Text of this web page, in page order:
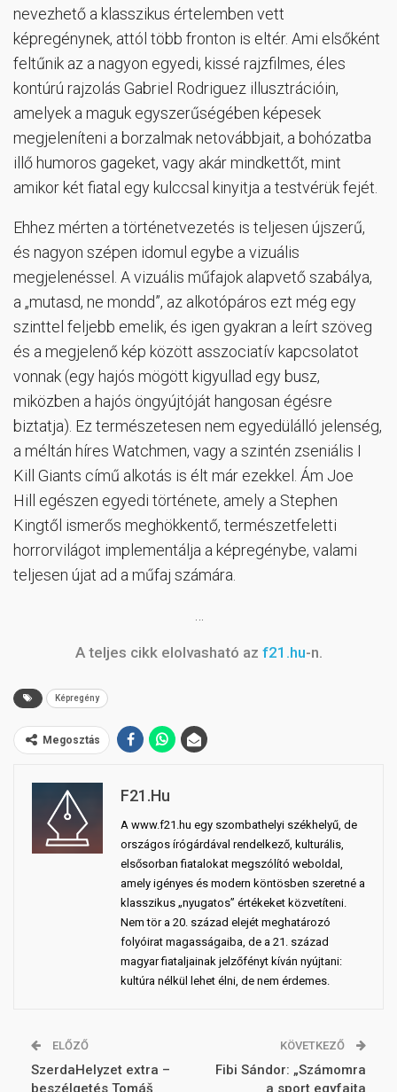
nevezhető a klasszikus értelemben vett
képregénynek, attól több fronton is eltér. Ami elsőként
feltűnik az a nagyon egyedi, kissé rajzfilmes, éles
kontúrú rajzolás Gabriel Rodriguez illusztrációin,
amelyek a maguk egyszerűségében képesek
megjeleníteni a borzalmak netovábbjait, a bohózatba
illő humoros gageket, vagy akár mindkettőt, mint
amikor két fiatal egy kulccsal kinyitja a testvérük fejét.
Ehhez mérten a történetvezetés is teljesen újszerű,
és nagyon szépen idomul egybe a vizuális
megjelenéssel. A vizuális műfajok alapvető szabálya,
a „mutasd, ne mondd”, az alkotópáros ezt még egy
szinttel feljebb emelik, és igen gyakran a leírt szöveg
és a megjelenő kép között asszociatív kapcsolatot
vonnak (egy hajós mögött kigyullad egy busz,
miközben a hajós öngyújtóját hangosan égésre
biztatja). Ez természetesen nem egyedülálló jelenség,
a méltán híres Watchmen, vagy a szintén zseniális I
Kill Giants című alkotás is élt már ezekkel. Ám Joe
Hill egészen egyedi története, amely a Stephen
Kingtől ismerős meghökkentő, természetfeletti
horrorvilágot implementálja a képregénybe, valami
teljesen újat ad a műfaj számára.
A teljes cikk elolvasható az f21.hu-n.
Képregény
Megosztás
F21.hu
A www.f21.hu egy szombathelyi székhelyű, de
országos írógárdával rendelkező, kulturális,
elsősorban fiatalokat megszólító weboldal,
amely igényes és modern köntösben szeretné a
klasszikus „nyugatos” értékeket közvetíteni.
Nem tör a 20. század elejét meghatározó
folyóirat magasságaiba, de a 21. század
magyar fiataljainak jelzőfényt kíván nyújtani:
kultúra nélkül lehet élni, de nem érdemes.
ELŐZŐ
SzerdaHelyzet extra –
beszélgetés Tomáš
KÖVETKEZŐ
Fibi Sándor: „Számomra
a sport egyfajta